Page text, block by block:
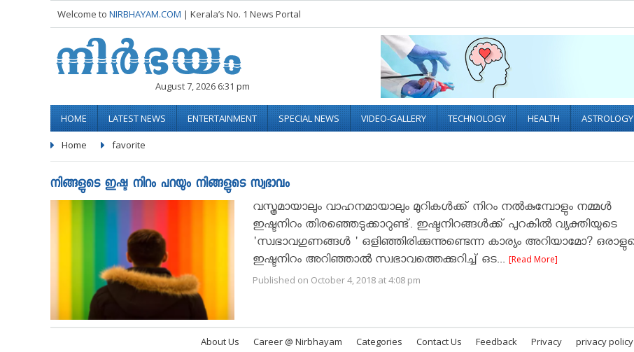
Welcome to NIRBHAYAM.COM | Kerala’s No. 1 News Portal
August 7, 2026 6:31 pm
HOME LATEST NEWS ENTERTAINMENT SPECIAL NEWS VIDEO-GALLERY TECHNOLOGY HEALTH ASTROLOGY
Home favorite
നിങ്ങളുടെ ഇഷ്ട നിറം പറയും നിങ്ങളുടെ സ്വഭാവം
വസ്ത്രമായാലും വാഹനമായാലും മുറികൾക്ക് നിറം നൽകുമ്പോളും നമ്മൾ
ഇഷ്ടനിറം തിരഞ്ഞെടുക്കാറുണ്ട്. ഇഷ്ടനിറങ്ങള്‍ക്ക് പുറകില്‍ വ്യക്തിയുടെ
'സ്വഭാവഗുണങ്ങൾ ' ഒളിഞ്ഞിരിക്കുന്നുണ്ടെന്ന കാര്യം അറിയാമോ?
ഇഷ്ടനിറം അറിഞ്ഞാൽ സ്വഭാവത്തെക്കുറിച്ച് ഒട... [Read More]
Published on October 4, 2018 at 4:08 pm
About Us Career @ Nirbhayam Categories Contact Us Feedback Privacy privacy policy